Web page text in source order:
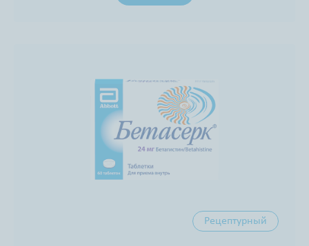
Рецептурный